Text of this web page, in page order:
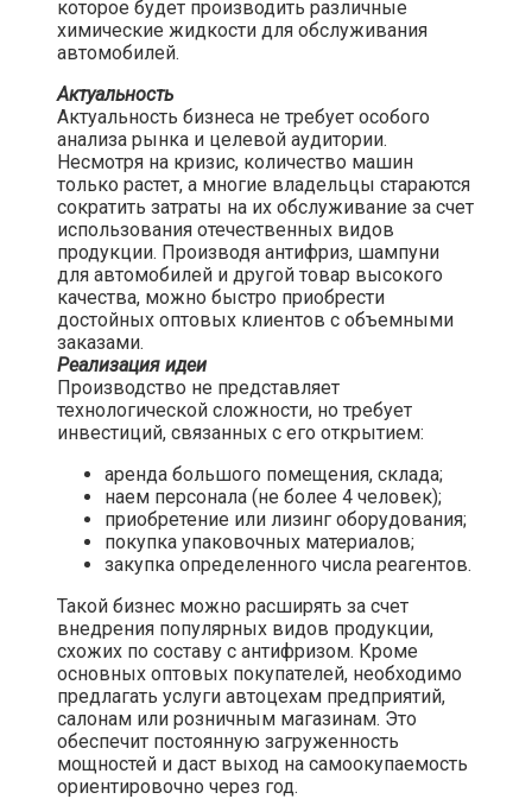
которое будет производить различные
химические жидкости для обслуживания
автомобилей.​
Актуальность
Актуальность бизнеса не требует особого
анализа рынка и целевой аудитории.
Несмотря на кризис, количество машин
только растет, а многие владельцы стараются
сократить затраты на их обслуживание за счет
использования отечественных видов
продукции. Производя антифриз, шампуни
для автомобилей и другой товар высокого
качества, можно быстро приобрести
достойных оптовых клиентов с объемными
заказами.
Реализация идеи
Производство не представляет
технологической сложности, но требует
инвестиций, связанных с его открытием:
аренда большого помещения, склада;
наем персонала (не более 4 человек);
приобретение или лизинг оборудования;
покупка упаковочных материалов;
закупка определенного числа реагентов.
Такой бизнес можно расширять за счет
внедрения популярных видов продукции,
схожих по составу с антифризом. Кроме
основных оптовых покупателей, необходимо
предлагать услуги автоцехам предприятий,
салонам или розничным магазинам. Это
обеспечит постоянную загруженность
мощностей и даст выход на самоокупаемость
ориентировочно через год.​